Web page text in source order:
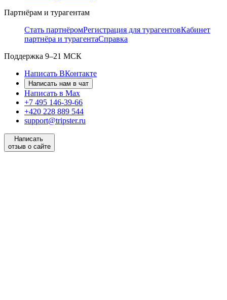
Партнёрам и турагентам
Стать партнёромРегистрация для турагентовКабинет
партнёра и турагентаСправка
Поддержка 9–21 МСК
Написать ВКонтакте
Написать нам в чат
Написать в Max
+7 495 146-39-66
+420 228 889 544
support@tripster.ru
Написать
отзыв о сайте